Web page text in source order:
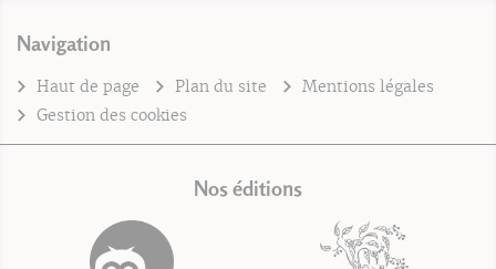
Navigation
Haut de page Plan du site
Mentions légales
Gestion des cookies
Nos éditions